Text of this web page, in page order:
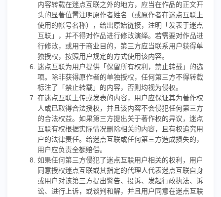
内容转载在迷点互联之外的地方，应当在作品的正文开
头的显著位置注明原作者姓名（或原作者在迷点互联上
使用的帐号名称），给出原始链接，注明「发表于迷点
互联」，并不得对作品进行修改演绎。若需要对作品进
行修改，或用于商业目的，第三方应当联系用户获得单
独授权，按照用户规定的方式使用该内容。
迷点互联为用户提供「保留所有权利，禁止转载」的选
项。除非获得原作者的单独授权，任何第三方不得转载
标注了「禁止转载」的内容，否则均视为侵权。
在迷点互联上传或发表的内容，用户应保证其为著作权
人或已取得合法授权，并且该内容不会侵犯任何第三方
的合法权益。如果第三方提出关于著作权的异议，迷点
互联有权根据实际情况删除相关的内容，且有权追究用
户的法律责任。给迷点互联或任何第三方造成损失的，
用户应负责全额赔偿。
如果任何第三方侵犯了迷点互联用户相关的权利，用户
同意授权迷点互联或其指定的代理人代表迷点互联自身
或用户对该第三方提出警告、投诉、发起行政执法、诉
讼、进行上诉，或谈判和解，并且用户同意在迷点互联